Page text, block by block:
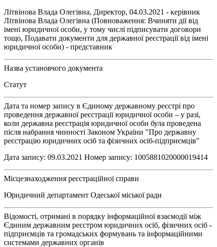
Літвінова Влада Олегівна, Директор, 04.03.2021 - керівник
Літвінова Влада Олегівна (Повноваження: Вчиняти дії від
імені юридичної особи, у тому числі підписувати договори
тощо, Подавати документи для державної реєстрації від імені
юридичної особи) - представник
Назва установчого документа
Статут
Дата та номер запису в Єдиному державному реєстрі про
проведення державної реєстрації юридичної особи – у разі,
коли державна реєстрація юридичної особи була проведена
після набрання чинності Законом України "Про державну
реєстрацію юридичних осіб та фізичних осіб-підприємців"
Дата запису: 09.03.2021 Номер запису: 1005881020000019414
Місцезнаходження реєстраційної справи
Юридичний департамент Одеської міської ради
Відомості, отримані в порядку інформаційної взаємодії між
Єдиним державним реєстром юридичних осіб, фізичних осіб -
підприємців та громадських формувань та інформаційними
системами державних органів